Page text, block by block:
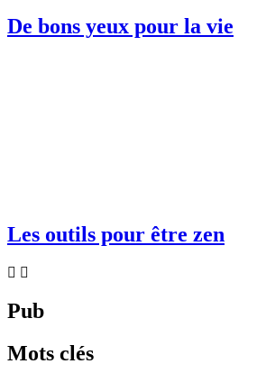
De bons yeux pour la vie
Les outils pour être zen
Pub
Mots clés